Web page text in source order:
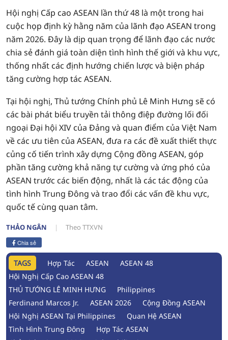
Hội nghị Cấp cao ASEAN lần thứ 48 là một trong hai
cuộc họp định kỳ hằng năm của lãnh đạo ASEAN trong
năm 2026. Đây là dịp quan trọng để lãnh đạo các nước
chia sẻ đánh giá toàn diện tình hình thế giới và khu vực,
thống nhất các định hướng chiến lược và biện pháp
tăng cường hợp tác ASEAN.
Tại hội nghị, Thủ tướng Chính phủ Lê Minh Hưng sẽ có
các bài phát biểu truyền tải thông điệp đường lối đối
ngoại Đại hội XIV của Đảng và quan điểm của Việt Nam
về các ưu tiên của ASEAN, đưa ra các đề xuất thiết thực
củng cố tiến trình xây dựng Cộng đồng ASEAN, góp
phần tăng cường khả năng tự cường và ứng phó của
ASEAN trước các biến động, nhất là các tác động của
tình hình Trung Đông và trao đổi các vấn đề khu vực,
quốc tế cùng quan tâm.
THẢO NGÂN Theo TTXVN
Chia sẻ
TAGS Hợp Tác ASEAN
ASEAN 48
Hội Nghị Cấp Cao ASEAN 48
THỦ TƯỚNG LÊ MINH HƯNG
Philippines
Ferdinand Marcos Jr.
ASEAN 2026
Cộng Đồng ASEAN
Hội Nghị ASEAN Tại Philippines
Quan Hệ ASEAN
Tình Hình Trung Đông
Hợp Tác ASEAN